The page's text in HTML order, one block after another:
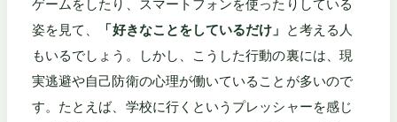
ゲームをしたり、スマートフォンを使ったりしている
姿を見て、
「好きなことをしているだけ」 と考える人
もいるでしょう。しかし、こうした行動の裏には、現
実逃避や自己防衛の心理が働いていることが多いので
す。たとえば、学校に行くというプレッシャーを感じ